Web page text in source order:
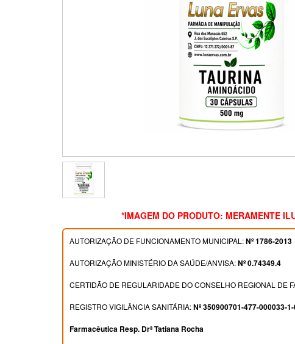
*IMAGEM DO PRODUTO: MERAMENTE
AUTORIZAÇÃO DE FUNCIONAMENTO MUNICIPAL:Nº 1786-2013
AUTORIZAÇÃO MINISTÉRIO DA SAÚDE/ANVISA:Nº 0.74349.4
CERTIDÃO DE REGULARIDADE DO CONSELHO REGIONAL DE
REGISTRO VIGILÂNCIA SANITÁRIA:Nº 350900701-477-000033-
Farmacêutica Resp. Drª Tatiana Rocha